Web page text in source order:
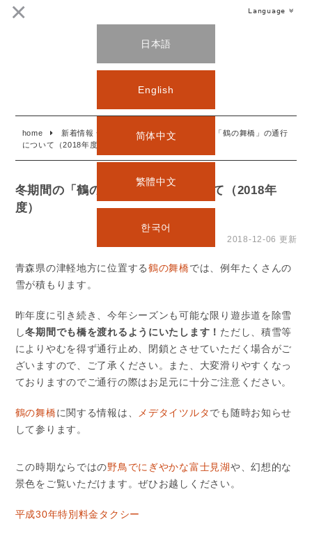
Language
日本語
English
简体中文
繁體中文
한국어
home 新着情報 一覧 お知らせ
冬期間の「鶴の舞橋」の通行
について（2018年度）
冬期間の「鶴の舞橋」の通行について（2018年
度）
2018-12-06 更新
青森県の津軽地方に位置する鶴の舞橋では、例年たくさんの
雪が積もります。
昨年度に引き続き、今年シーズンも可能な限り遊歩道を除雪
し冬期間でも橋を渡れるようにいたします！ ただし、積雪等
によりやむを得ず通行止め、閉鎖とさせていただく場合がご
ざいますので、ご了承ください。また、大変滑りやすくなっ
ておりますのでご通行の際はお足元に十分ご注意ください。
鶴の舞橋に関する情報は、 メデタイツルタでも随時お知らせ
して参ります。
この時期ならではの野鳥でにぎやかな富士見湖や、幻想的な
景色をご覧いただけます。ぜひお越しください。
平成30年特別料金タクシー